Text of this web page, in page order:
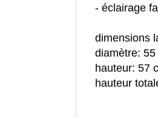
- éclairage
dimensions
diamètre: 55
hauteur: 57
hauteur